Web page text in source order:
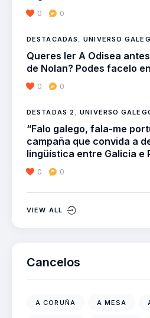
0 0
DESTACADAS ,UNIVERSO
Queres ler A Odisea
de Nolan? Podes facelo
0 0
DESTADAS 2,UNIVERSO
“Falo galego, fala-me
campaña que convida a
lingüística entre Galicia e
0 0
VIEW ALL
Cancelos
A CORUÑA A MESA